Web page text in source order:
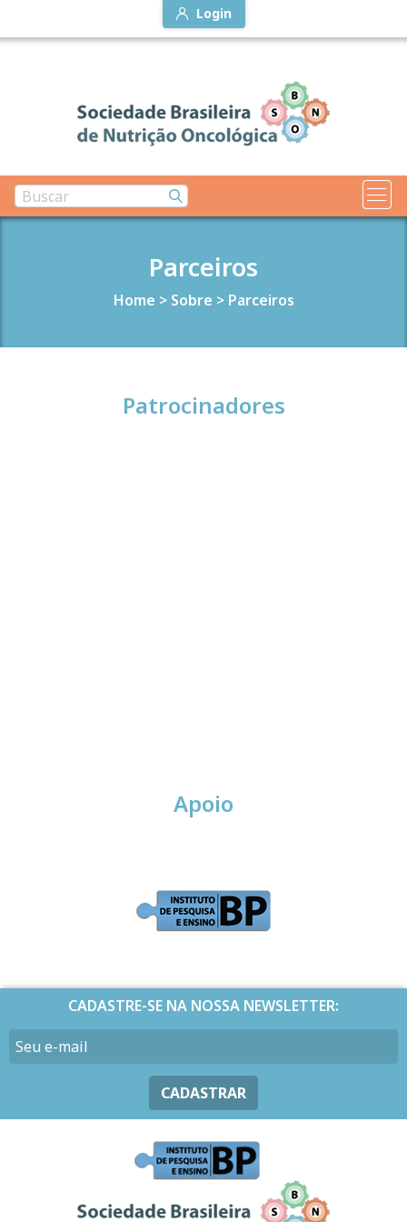
Login
Parceiros
Home > Sobre > Parceiros
Patrocinadores
Apoio
CADASTRE-SE NA NOSSA NEWSLETTER:
CADASTRAR